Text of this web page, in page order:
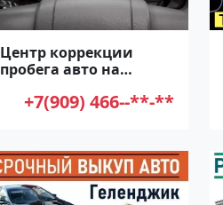
Центр коррекции
пробега авто на
+7(909) 466--**-**